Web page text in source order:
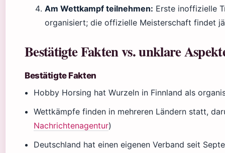
Am Wettkampf teilnehmen: Erste inoffizielle
organisiert; die offizielle Meisterschaft findet
Bestätigte Fakten vs. unklare
Bestätigte Fakten
Hobby Horsing hat Wurzeln in Finnland als
Wettkämpfe finden in mehreren Ländern statt,
Nachrichtenagentur)
Deutschland hat einen eigenen Verband seit